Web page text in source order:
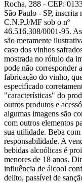
Rocha, 288 - CEP:
São Paulo - SP, inscrita
C.N.P.J/MF sob o nº
46.516.308/0001-95.
são meramente
caso dos vinhos
mostrada no rótulo da
pode não corresponder
fabricação do vinho,
especificado
"características" do
outros produtos e
algumas imagens são
com outros elementos
sua utilidade. Beba com
responsabilidade. A
bebidas alcoólicas é
menores de 18 anos.
influência de álcool
delito, passível de